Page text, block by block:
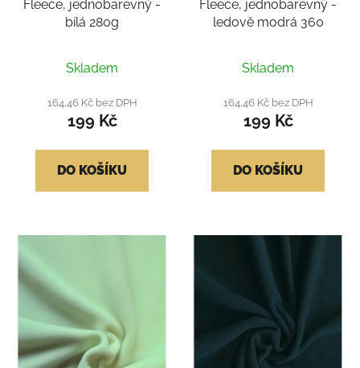
Fleece, jednobarevný -
bílá 280g
Skladem
164,46 Kč bez DPH
199 Kč
DO KOŠÍKU
Fleece, jednobarevný -
ledově modrá 360
Skladem
164,46 Kč bez DPH
199 Kč
DO KOŠÍKU